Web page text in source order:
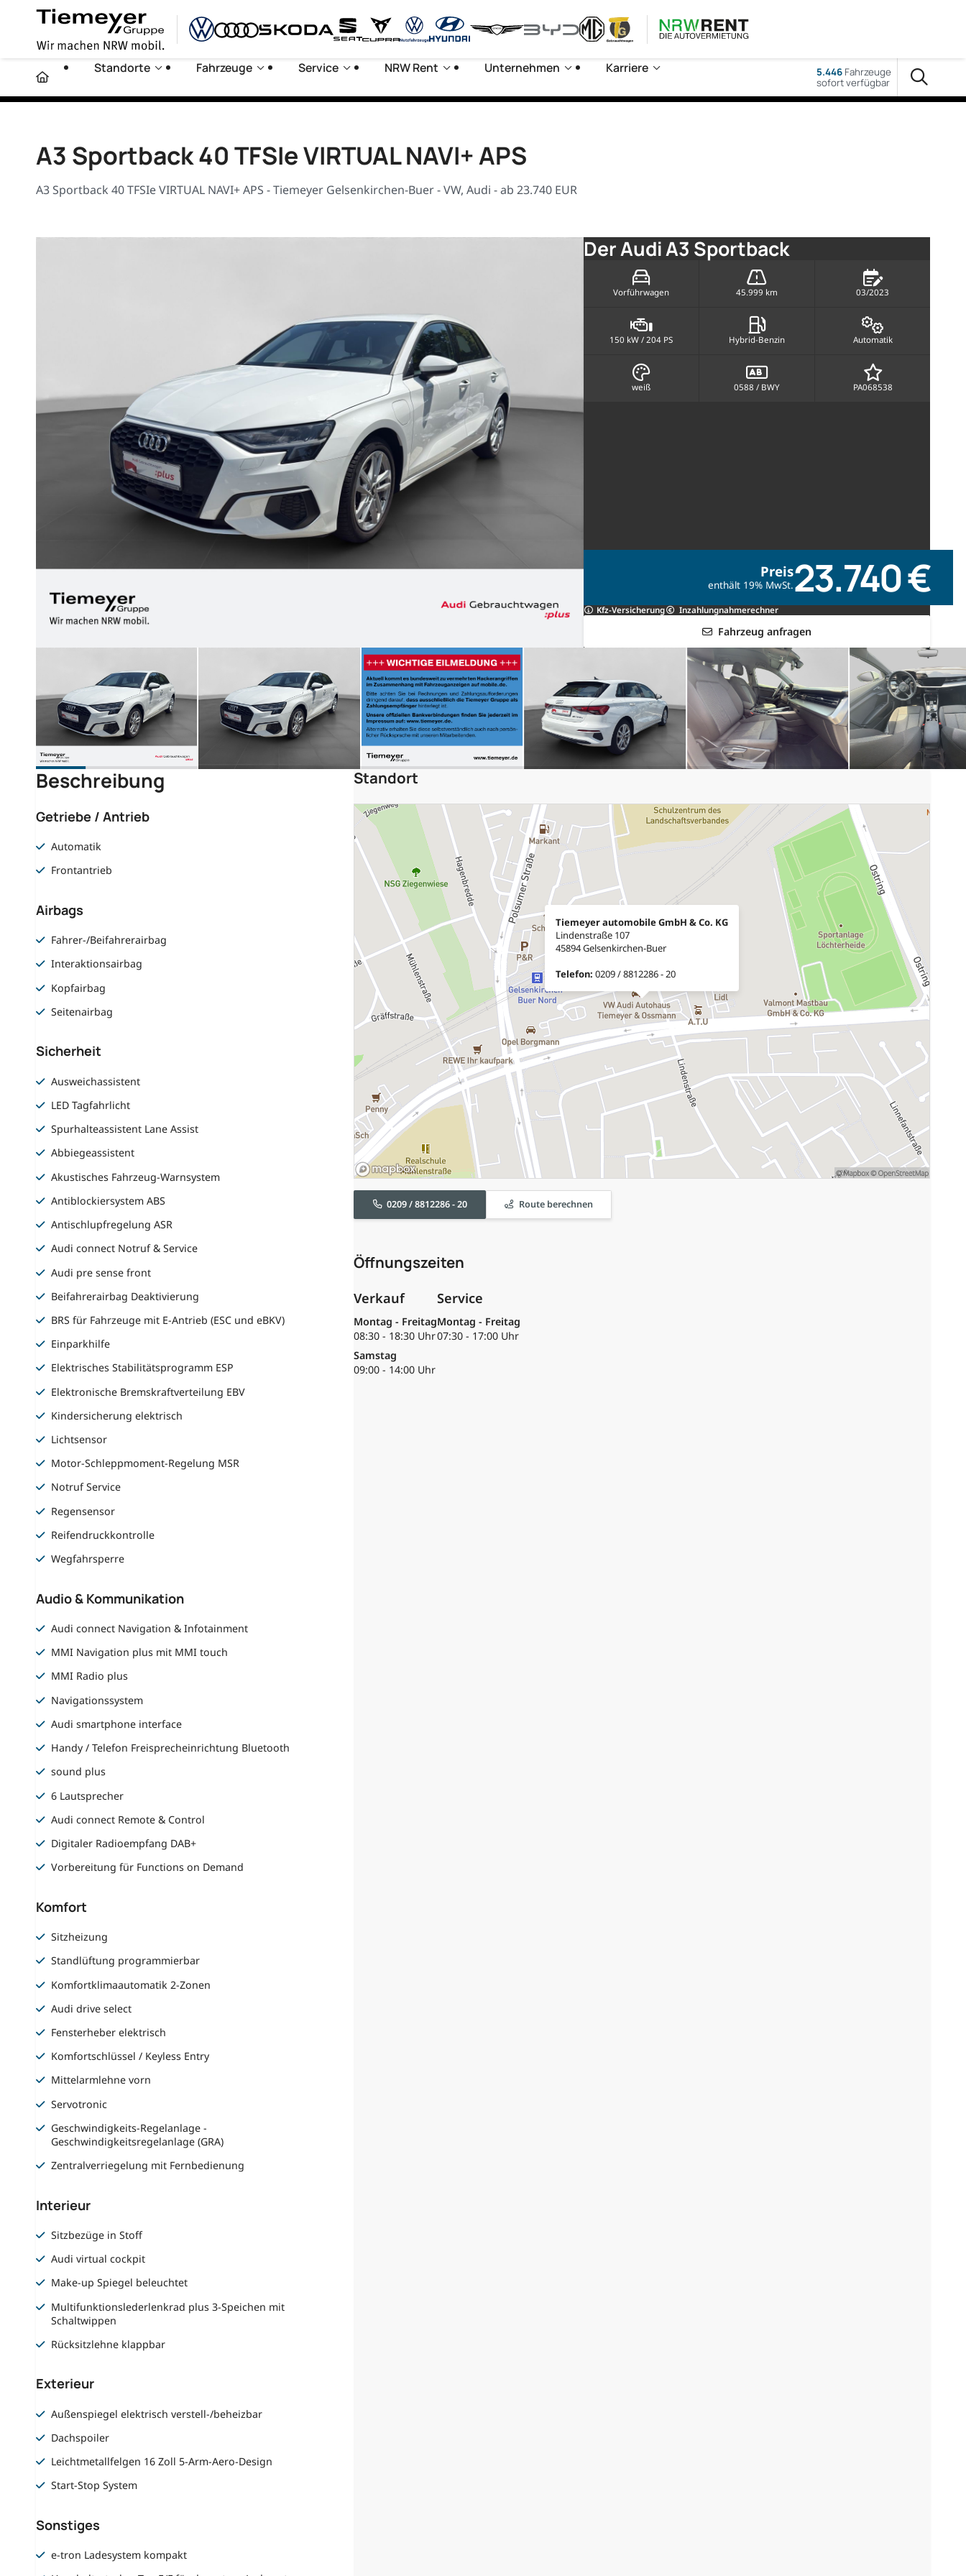
Standorte Fahrzeuge Service NRW Rent Unternehmen Karriere 5.446Fahrzeuge
sofort verfügbar
A3 Sportback 40 TFSIe VIRTUAL NAVI+ APS
A3 Sportback 40 TFSIe VIRTUAL NAVI+ APS - Tiemeyer Gelsenkirchen-Buer - VW, Audi - ab 23.740 EUR
Der Audi A3 Sportback
Vorführwagen 45.999 km 03/2023
150 kW / 204 PS Hybrid-Benzin Automatik
weiß 0588 / BWY PA068538
Preis
enthält 19% MwSt.23.740 €
Kfz-Versicherung Inzahlungnahmerechner
Fahrzeug anfragen
Beschreibung
Getriebe / Antrieb
Automatik
Frontantrieb
Airbags
Fahrer-/Beifahrerairbag
Interaktionsairbag
Kopfairbag
Seitenairbag
Sicherheit
Ausweichassistent
LED Tagfahrlicht
Spurhalteassistent Lane Assist
Abbiegeassistent
Akustisches Fahrzeug-Warnsystem
Antiblockiersystem ABS
Antischlupfregelung ASR
Audi connect Notruf & Service
Audi pre sense front
Beifahrerairbag Deaktivierung
BRS für Fahrzeuge mit E-Antrieb (ESC und eBKV)
Einparkhilfe
Elektrisches Stabilitätsprogramm ESP
Elektronische Bremskraftverteilung EBV
Kindersicherung elektrisch
Lichtsensor
Motor-Schleppmoment-Regelung MSR
Notruf Service
Regensensor
Reifendruckkontrolle
Wegfahrsperre
Audio & Kommunikation
Audi connect Navigation & Infotainment
MMI Navigation plus mit MMI touch
MMI Radio plus
Navigationssystem
Audi smartphone interface
Handy / Telefon Freisprecheinrichtung Bluetooth
sound plus
6 Lautsprecher
Audi connect Remote & Control
Digitaler Radioempfang DAB+
Vorbereitung für Functions on Demand
Komfort
Sitzheizung
Standlüftung programmierbar
Komfortklimaautomatik 2-Zonen
Audi drive select
Fensterheber elektrisch
Komfortschlüssel / Keyless Entry
Mittelarmlehne vorn
Servotronic
Geschwindigkeits-Regelanlage -
Geschwindigkeitsregelanlage (GRA)
Zentralverriegelung mit Fernbedienung
Interieur
Sitzbezüge in Stoff
Audi virtual cockpit
Make-up Spiegel beleuchtet
Multifunktionslederlenkrad plus 3-Speichen mit
Schaltwippen
Rücksitzlehne klappbar
Exterieur
Außenspiegel elektrisch verstell-/beheizbar
Dachspoiler
Leichtmetallfelgen 16 Zoll 5-Arm-Aero-Design
Start-Stop System
Sonstiges
e-tron Ladesystem kompakt
Standort
Tiemeyer automobile GmbH & Co. KG
Lindenstraße 107
45894 Gelsenkirchen-Buer
Telefon: 0209 / 8812286 - 20
0209 / 8812286 - 20 Route berechnen
Öffnungszeiten
Verkauf
Montag - Freitag
08:30 - 18:30 Uhr
Samstag
09:00 - 14:00 Uhr
Service
Montag - Freitag
07:30 - 17:00 Uhr